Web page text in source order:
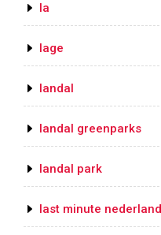
la
lage
landal
landal greenparks
landal park
last minute nederland